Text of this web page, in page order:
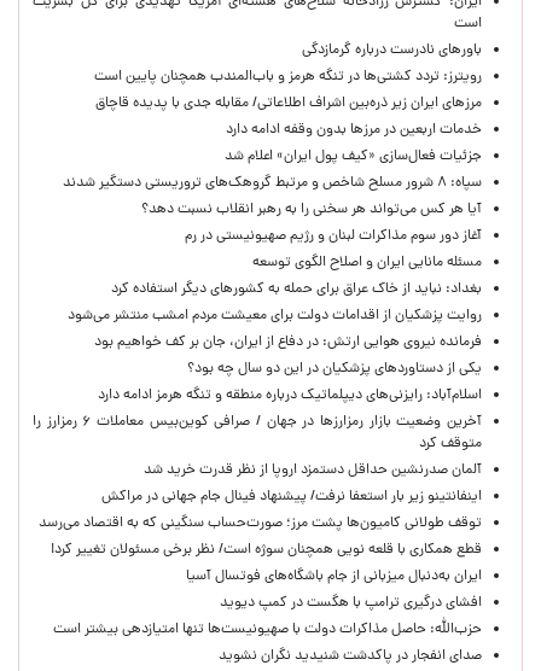
است
باورهای نادرست درباره گرمازدگی
رویترز: تردد کشتی‌ها در تنگه هرمز و باب‌المندب همچنان پایین است
مرزهای ایران زیر ذره‌بین اشراف اطلاعاتی/ مقابله جدی با پدیده قاچاق
خدمات اربعین در مرزها بدون وقفه ادامه دارد
جزئیات فعال‌سازی «کیف پول ایران» اعلام شد
سپاه: ۸ شرور مسلح شاخص و مرتبط گروهک‌های تروریستی دستگیر شدند
آیا هر کس می‌تواند هر سخنی را به رهبر انقلاب نسبت دهد؟
آغاز دور سوم مذاکرات لبنان و رژیم صهیونیستی در رم
مسئله مانایی ایران و اصلاح الگوی توسعه
بغداد: نباید از خاک عراق برای حمله به کشورهای دیگر استفاده کرد
روایت پزشکیان از اقدامات دولت برای معیشت مردم امشب منتشر می‌شود
فرمانده نیروی هوایی ارتش: در دفاع از ایران، جان بر کف خواهیم بود
یکی از دستاوردهای پزشکیان در این دو سال چه بود؟
اسلام‌آباد: رایزنی‌های دیپلماتیک درباره منطقه و تنگه هرمز ادامه دارد
آخرین وضعیت بازار رمزارزها در جهان / صرافی کوین‌بیس معاملات ۶ رمزارز را
متوقف کرد
آلمان صدرنشین حداقل دستمزد اروپا از نظر قدرت خرید شد
اینفانتینو زیر بار استعفا نرفت/ پیشنهاد فینال جام جهانی در مراکش
توقف طولانی کامیون‌ها پشت مرز؛ صورت‌حساب سنگینی که به اقتصاد می‌رسد
قطع همکاری با قلعه نویی همچنان سوژه است/ نظر برخی مسئولان تغییر کرد!
ایران به‌دنبال میزبانی از جام باشگاه‌های فوتسال آسیا
افشای درگیری ترامپ با هگست در کمپ دیوید
حزب‌الله: حاصل مذاکرات دولت با صهیونیست‌ها تنها امتیازدهی‌ بیشتر است
صدای انفجار در پاکدشت شنیدید نگران نشوید